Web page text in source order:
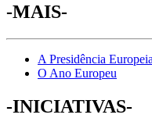
-MAIS-
A Presidência Europeia
O Ano Europeu
-INICIATIVAS-